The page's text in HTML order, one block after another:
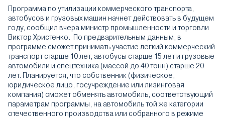
Программа по утилизации коммерческого транспорта,
автобусов и грузовых машин начнет действовать в будущем
году, сообщил вчера министр промышленности и торговли
Виктор Христенко. По предварительным данным, в
программе сможет принимать участие легкий коммерческий
транспорт старше 10 лет, автобусы старше 15 лет и грузовые
автомобили и спецтехника (массой до 40 тонн) старше 20
лет. Планируется, что собственник (физическое,
юридическое лицо, госучреждение или лизинговая
компания) сможет обменять автомобиль, соответствующий
параметрам программы, на автомобиль той же категории
отечественного производства или собранного в режиме